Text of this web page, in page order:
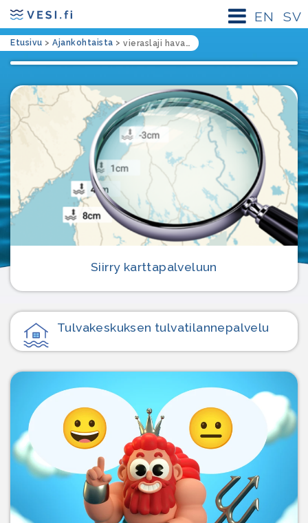
SV
EN
Etusivu > Ajankohtaista > vieraslaji havainnot
Siirry karttapalveluun
Tulvakeskuksen tulvatilanne­palvelu